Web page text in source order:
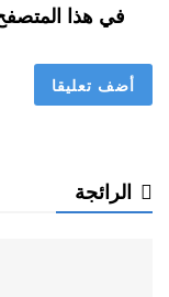
في هذا
الرائجة